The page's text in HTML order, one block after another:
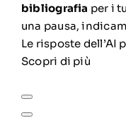
bibliografia per i
una pausa,
Le risposte
Scopri di più